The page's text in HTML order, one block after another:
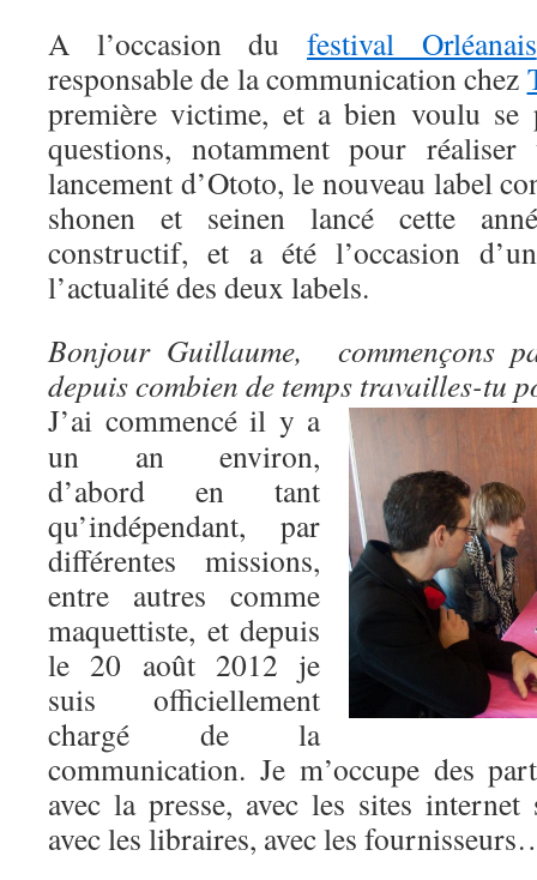
A l’occasion du festival Orléanais
responsable de la communication chez
première victime, et a bien voulu
questions, notamment pour
lancement d’Ototo, le nouveau label
shonen et seinen lancé cette
constructif, et a été l’occasion
l’actualité des deux labels.
Bonjour Guillaume, commençons
depuis combien de temps travailles-tu
J’ai commencé il y a
un an environ,
d’abord en tant
qu’indépendant, par
différentes missions,
entre autres comme
maquettiste, et depuis
le 20 août 2012 je
suis officiellement
chargé de la
communication. Je m’occupe des
avec la presse, avec les sites internet
avec les libraires, avec les